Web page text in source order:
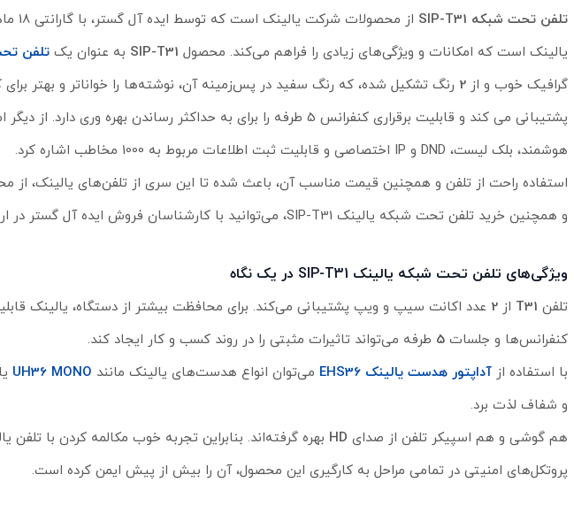
تلفن تحت شبکه SIP-T31 از محصولات شرکت یالینک است که توسط ایده آل گستر، با گارانتی 18 ماهه عرضه می‌شود. این تلفن از محصولات سری
یالینک است که امکانات و ویژگی‌های زیادی را فراهم می‌کند. محصول SIP-T31 به عنوان یکتلفن
گرافیک خوب و از2
پشتیبانی می کند و قابلیت برقراری کنفرانس 5 طرفه را برای به حداکثر
هوشمند، بلک لیست، DND و IP اختصاصی و قابلیت ثبت اطلاعات مربوط به 1000 مخاطب اشاره کرد.
استفاده راحت از تلفن و همچنین قیمت مناسب آن، باعث شده تا این سری از تلفن‌های یالینک، از
و همچنین خرید تلفن تحت شبکه یالینک SIP-T31، می‌توانید با کارشناسان فروش ایده آل گستر در ارتباط باشید.
ویژگی‌های تلفن تحت شبکه یالینک SIP-T31 در یک نگاه
تلفن T31 از2 عدد اکانت سیپ و ویپ پشتیبانی می‌کند. برای محافظت بیشتر از دستگاه، یالینک
کنفرانس‌ها و جلسات5 طرفه می‌تواند تاثیرات مثبتی را در روند کسب و کار ایجاد کند.
با استفاده ازآداپتور هدست یالینک EHS36 می‌توان انواع هدست‌های یالینک مانند UH36 MONO
و شفاف لذت برد.
هم گوشی و هم اسپیکر تلفن از صدای HD بهره گرفته‌اند. بنابراین تجربه خوب مکالمه کردن با
پروتکل‌های امنیتی در تمامی مراحل به کارگیری این محصول، آن را بیش از پیش ایمن کرده است.